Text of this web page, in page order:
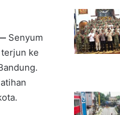
Senyum
ke